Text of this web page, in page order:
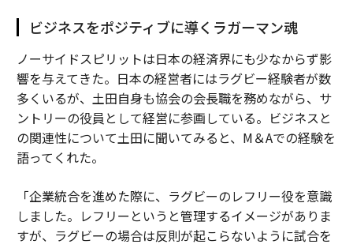
ビジネスをポジティブに導くラガーマン魂
ノーサイドスピリットは日本の経済界にも少なからず影
響を与えてきた。日本の経営者にはラグビー経験者が数
多くいるが、土田自身も協会の会長職を務めながら、サ
ントリーの役員として経営に参画している。ビジネスと
の関連性について土田に聞いてみると、M＆Aでの経験を
語ってくれた。
「企業統合を進めた際に、ラグビーのレフリー役を意識
しました。レフリーというと管理するイメージがありま
すが、ラグビーの場合は反則が起こらないように試合を